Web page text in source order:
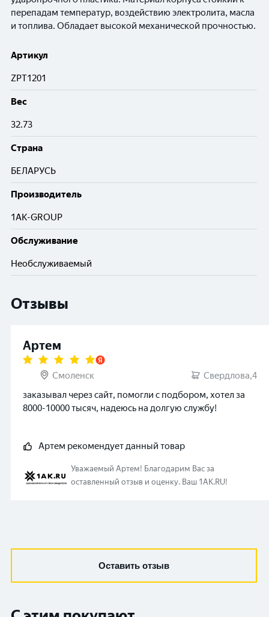
перепадам температур, воздействию электролита, масла
и топлива. Обладает высокой механической прочностью.
Артикул
ZPT1201
Вес
32.73
Cтрана
БЕЛАРУСЬ
Производитель
1AK-GROUP
Обслуживание
Необслуживаемый
Отзывы
Артем
Смоленск
Свердлова,4
заказывал через сайт, помогли с подбором, хотел за
8000-10000 тысяч, надеюсь на долгую службу!
Артем рекомендует данный товар
Уважаемый Артем! Благодарим Вас за
оставленный отзыв и оценку. Ваш 1AK.RU!
Оставить отзыв